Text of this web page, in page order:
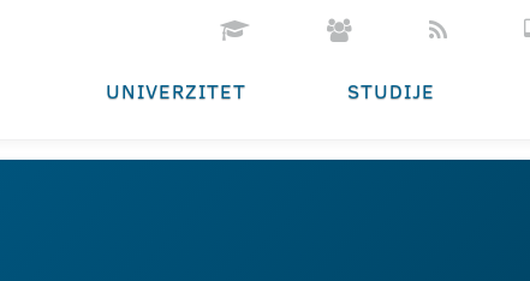
UNIVERZITET STUDIJE